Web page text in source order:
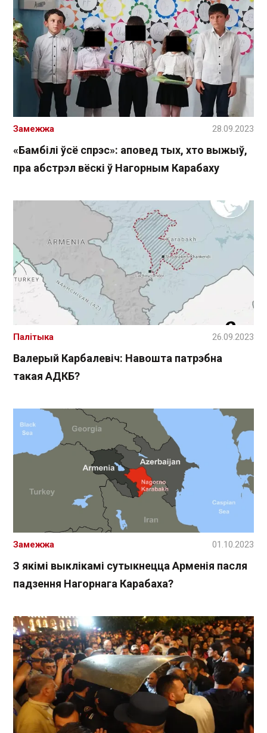
«Бамбілі ўсё спрэс»: аповед тых, хто выжыў,
пра абстрэл вёскі ў Нагорным Карабаху
Замежжа 28.09.2023
Валерый Карбалевіч: Навошта патрэбна
такая АДКБ?
Палітыка 26.09.2023
З якімі выклікамі сутыкнецца Арменія пасля
падзення Нагорнага Карабаха?
Замежжа 01.10.2023